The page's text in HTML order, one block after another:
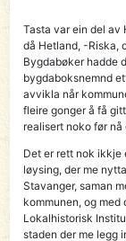
Tasta var ein del av
då Hetland, -Riska,
Bygdabøker hadde
bygdaboksnemnd
avvikla når
fleire gonger å få
realisert noko før nå
Det er rett nok ikkje
løysing, der me
Stavanger, saman
kommunen, og
Lokalhistorisk
staden der me legg